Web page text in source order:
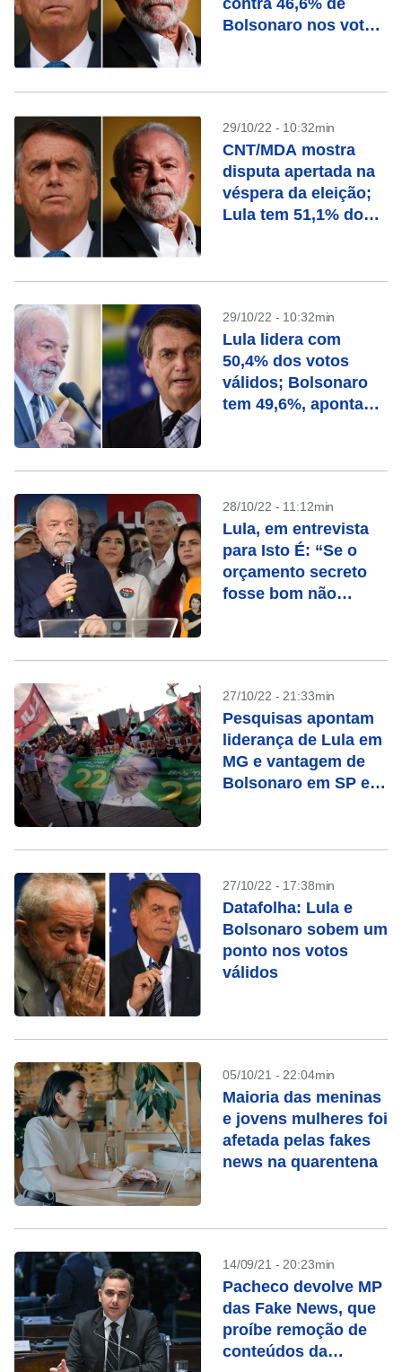
contra 46,6% de
Bolsonaro nos votos
29/10/22 - 10:32min
CNT/MDA mostra
disputa apertada na
véspera da eleição;
Lula tem 51,1% dos
29/10/22 - 10:32min
Lula lidera com
50,4% dos votos
válidos; Bolsonaro
tem 49,6%, aponta
28/10/22 - 11:12min
Lula, em entrevista
para Isto É: “Se o
orçamento secreto
fosse bom não
27/10/22 - 21:33min
Pesquisas apontam
liderança de Lula em
MG e vantagem de
Bolsonaro em SP e
27/10/22 - 17:38min
Datafolha: Lula e
Bolsonaro sobem um
ponto nos votos
válidos
05/10/21 - 22:04min
Maioria das meninas
e jovens mulheres foi
afetada pelas fakes
news na quarentena
14/09/21 - 20:23min
Pacheco devolve MP
das Fake News, que
proíbe remoção de
conteúdos da